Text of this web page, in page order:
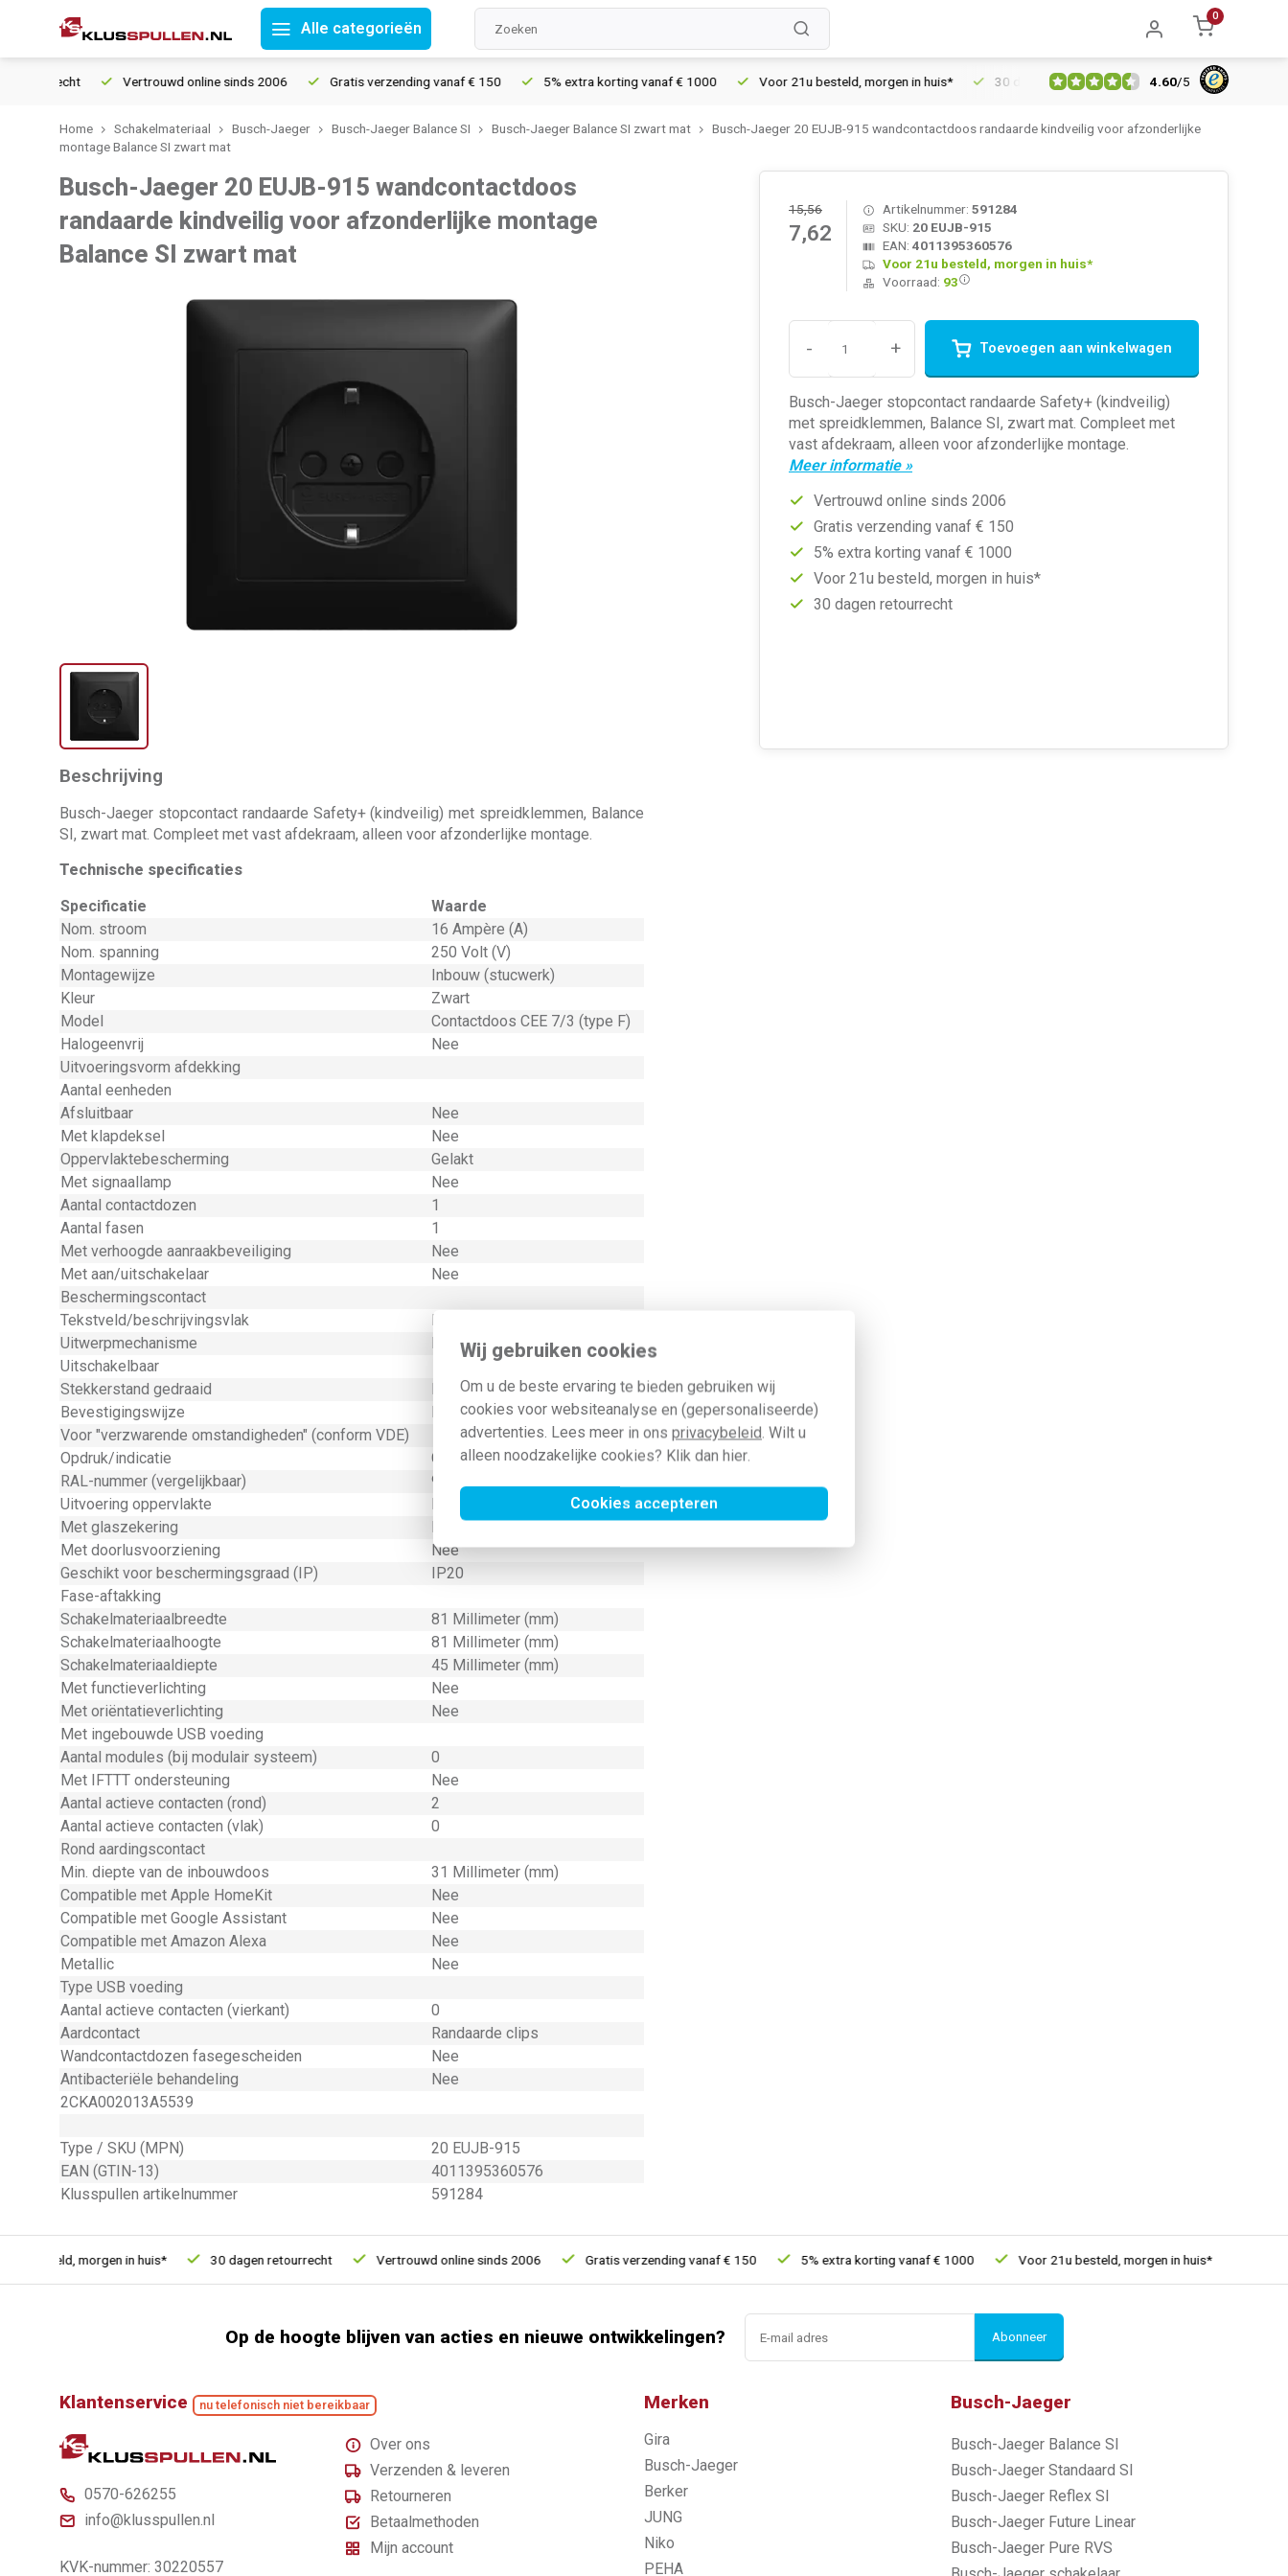
Wij gebruiken cookies
Om u de beste ervaring te bieden gebruiken wij
cookies voor websiteanalyse en (gepersonaliseerde)
advertenties. Lees meer in ons privacybeleid. Wilt u
alleen noodzakelijke cookies? Klik dan hier.
Cookies accepteren
Alle categorieën
0
Vertrouwd online sinds 2006 Gratis verzending vanaf € 150 5% extra korting vanaf € 1000 Voor 21u besteld, morgen in huis* 30 dagen retourrecht Vertrouwd online sinds 2006
4.60/5
Home Schakelmateriaal Busch-Jaeger Busch-Jaeger Balance SI Busch-Jaeger Balance SI zwart mat
Busch-Jaeger 20 EUJB-915 wandcontactdoos randaarde kindveilig voor afzonderlijke
montage Balance SI zwart mat
Busch-Jaeger 20 EUJB-915 wandcontactdoos
randaarde kindveilig voor afzonderlijke montage
Balance SI zwart mat
15,56
7,62
Artikelnummer: 591284
SKU: 20 EUJB-915
EAN: 4011395360576
Voor 21u besteld, morgen in huis*
Voorraad: 93
- + Toevoegen aan winkelwagen
Busch-Jaeger stopcontact randaarde Safety+ (kindveilig)
met spreidklemmen, Balance SI, zwart mat. Compleet met
vast afdekraam, alleen voor afzonderlijke montage.
Meer informatie »
Vertrouwd online sinds 2006
Gratis verzending vanaf € 150
5% extra korting vanaf € 1000
Voor 21u besteld, morgen in huis*
30 dagen retourrecht
Beschrijving
Busch-Jaeger stopcontact randaarde Safety+ (kindveilig) met spreidklemmen, Balance
SI, zwart mat. Compleet met vast afdekraam, alleen voor afzonderlijke montage.
Technische specificaties
Specificatie
Waarde
Nom. stroom
16 Ampère (A)
Nom. spanning
250 Volt (V)
Montagewijze
Inbouw (stucwerk)
Kleur
Zwart
Model
Contactdoos CEE 7/3 (type F)
Halogeenvrij
Nee
Uitvoeringsvorm afdekking
Aantal eenheden
Afsluitbaar
Nee
Met klapdeksel
Nee
Oppervlaktebescherming
Gelakt
Met signaallamp
Nee
Aantal contactdozen
1
Aantal fasen
1
Met verhoogde aanraakbeveiliging
Nee
Met aan/uitschakelaar
Nee
Beschermingscontact
Tekstveld/beschrijvingsvlak
Nee
Uitwerpmechanisme
Nee
Uitschakelbaar
Stekkerstand gedraaid
Nee
Bevestigingswijze
Klauw-/schroefbevestiging
Voor "verzwarende omstandigheden" (conform VDE)
Opdruk/indicatie
Geen
RAL-nummer (vergelijkbaar)
9004
Uitvoering oppervlakte
Mat
Met glaszekering
Nee
Met doorlusvoorziening
Nee
Geschikt voor beschermingsgraad (IP)
IP20
Fase-aftakking
Schakelmateriaalbreedte
81 Millimeter (mm)
Schakelmateriaalhoogte
81 Millimeter (mm)
Schakelmateriaaldiepte
45 Millimeter (mm)
Met functieverlichting
Nee
Met oriëntatieverlichting
Nee
Met ingebouwde USB voeding
Aantal modules (bij modulair systeem)
0
Met IFTTT ondersteuning
Nee
Aantal actieve contacten (rond)
2
Aantal actieve contacten (vlak)
0
Rond aardingscontact
Min. diepte van de inbouwdoos
31 Millimeter (mm)
Compatible met Apple HomeKit
Nee
Compatible met Google Assistant
Nee
Compatible met Amazon Alexa
Nee
Metallic
Nee
Type USB voeding
Aantal actieve contacten (vierkant)
0
Aardcontact
Randaarde clips
Wandcontactdozen fasegescheiden
Nee
Antibacteriële behandeling
Nee
2CKA002013A5539
Type / SKU (MPN)
20 EUJB-915
EAN (GTIN-13)
4011395360576
Klusspullen artikelnummer
591284
morgen in huis* 30 dagen retourrecht Vertrouwd online sinds 2006 Gratis verzending vanaf € 150 5% extra korting vanaf € 1000 Voor 21u besteld, morgen in huis*
Op de hoogte blijven van acties en nieuwe ontwikkelingen? Abonneer
Klantenservice nu telefonisch niet bereikbaar
0570-626255
info@klusspullen.nl
KVK-nummer: 30220557
Over ons
Verzenden & leveren
Retourneren
Betaalmethoden
Mijn account
Merken
Gira
Busch-Jaeger
Berker
JUNG
Niko
PEHA
Busch-Jaeger
Busch-Jaeger Balance SI
Busch-Jaeger Standaard SI
Busch-Jaeger Reflex SI
Busch-Jaeger Future Linear
Busch-Jaeger Pure RVS